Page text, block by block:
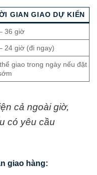
GIAN GIAO DỰ KIẾN
36 giờ
24 giờ (đi ngay)
giao trong ngày nếu đặt
cả ngoài giờ,
có yêu cầu
giao hàng: